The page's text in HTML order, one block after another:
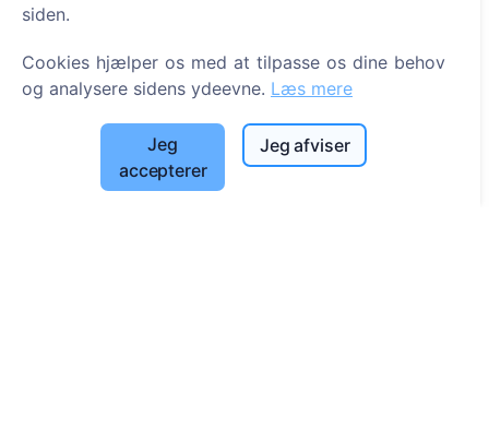
Ofte stillede spørgsmål
Begivenheder
Liste over kommuner og brugere
Privatlivspolitik
siden.
Cookies hjælper os med at tilpasse os dine behov
og analysere sidens ydeevne. Læs mere
Jeg
accepterer
Jeg afviser